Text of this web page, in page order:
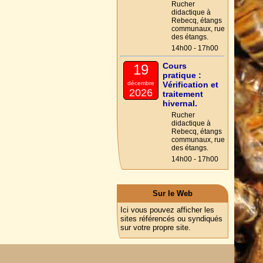
Rucher
didactique à
Rebecq, étangs
communaux, rue
des étangs.
14h00 - 17h00
19
décembre
2026
Cours
pratique :
Vérification et
traitement
hivernal.
Rucher
didactique à
Rebecq, étangs
communaux, rue
des étangs.
14h00 - 17h00
Sur le Web
Ici vous pouvez afficher les
sites référencés ou syndiqués
sur votre propre site.